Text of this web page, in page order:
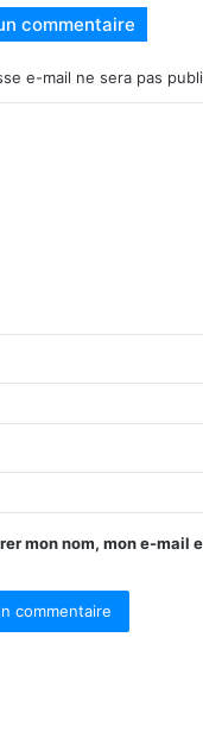
commentaire
e-mail ne sera pas
mon nom, mon e-mail